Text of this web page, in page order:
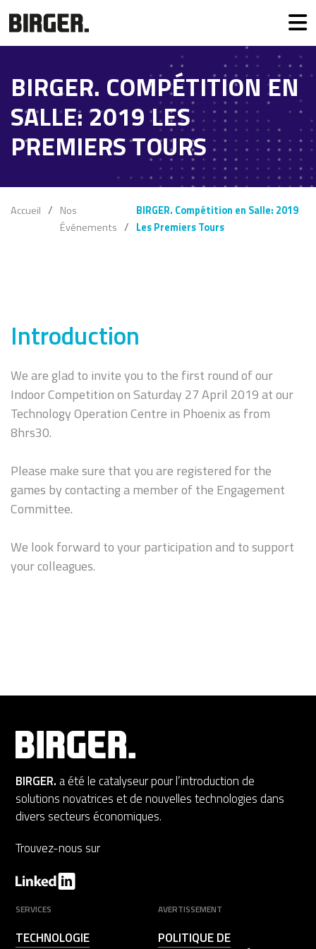
BIRGER. COMPÉTITION EN
SALLE: 2019 LES
PREMIERS TOURS
Accueil
Nos
Événements
BIRGER. Compétition en Salle: 2019
Les Premiers Tours
Introduction
We are glad to invite you to the first round of our
Indoor Competition on Saturday 27 April 2019 at our
Technology Operation Centre in Phoenix as from
8hrs30.
Please make sure that you are registered for the
games by contacting a member of the Engagement
Committee.
We look forward to your participation and to support
your colleagues.
BIRGER. a été le catalyseur pour l’introduction de
solutions novatrices et de nouvelles technologies dans
divers secteurs économiques.
Trouvez-nous sur
SERVICES
TECHNOLOGIE
AVERTISSEMENT
POLITIQUE DE